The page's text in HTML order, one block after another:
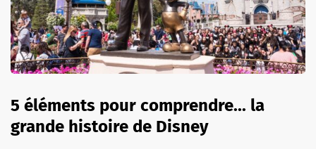
5 éléments pour comprendre... la
grande histoire de Disney